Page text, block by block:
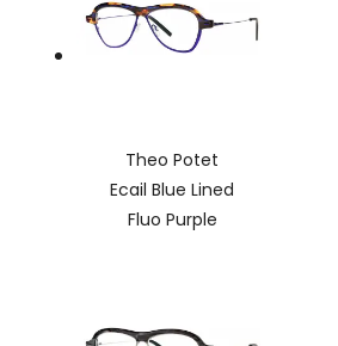
Theo Potet
Ecail Blue Lined
Fluo Purple